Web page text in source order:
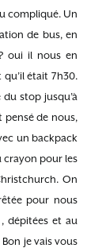
compliqué. Un
de bus, en
oui il nous en
était 7h30.
stop jusqu’à
pensé de nous,
un backpack
crayon pour les
On
pour nous
dépitées et au
je vais vous